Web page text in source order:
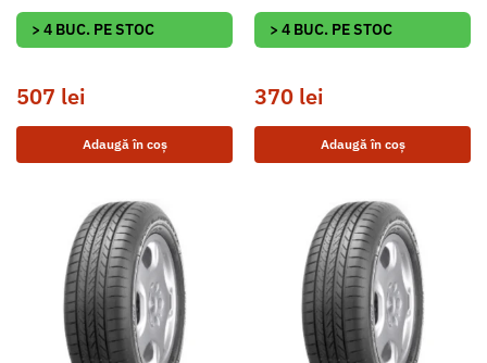
> 4 BUC. PE STOC
507 lei
Adaugă în coș
> 4 BUC. PE STOC
370 lei
Adaugă în coș